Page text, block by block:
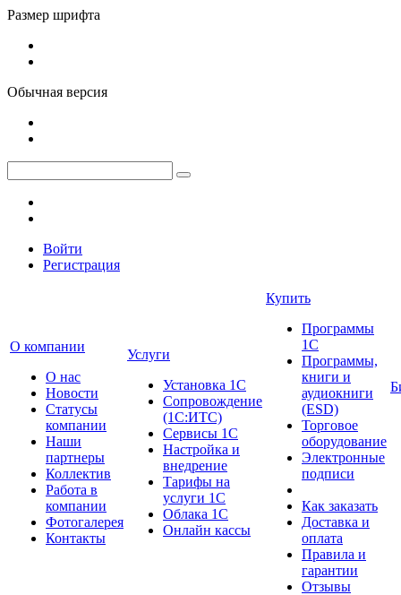
Размер шрифта
Обычная версия
Войти
Регистрация
О компании
О нас
Новости
Cтатусы
компании
Наши
партнеры
Коллектив
Работа в
компании
Фотогалерея
Контакты
Услуги
Установка 1С
Сопровождение
(1С:ИТС)
Сервисы 1С
Настройка и
внедрение
Тарифы на
услуги 1С
Облака 1С
Онлайн кассы
Купить
Программы
1С
Программы,
книги и
аудиокниги
(ESD)
Торговое
оборудование
Электронные
подписи
Как заказать
Доставка и
оплата
Правила и
гарантии
Отзывы